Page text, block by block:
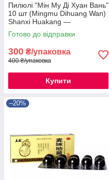
Пилюлі "Мін Му Ді Хуан Вань"
10 шт (Mingmu Dihuang Wan)
Shanxi Huakang —
китайський препарат для
відновлення зору.
Готово до відправки
300 ₴/упаковка
400 ₴/упаковка
Купити
–20%